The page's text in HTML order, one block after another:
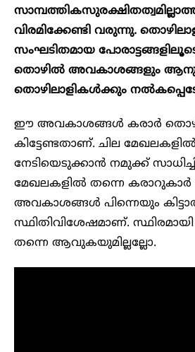
വിരമിക്കേണ്ടി വരുന്നു.
സംഘടിതമായ
തൊഴിൽ അവകാശങ്ങളും
തൊഴിലാളികൾക്കും
ഈ അവകാശങ്ങൾ കരാ‍‍ർ
കിട്ടേണ്ടതാണ്. ചില
നേടിയെടുക്കാൻ നമുക്ക്
മേഖലകളിൽ തന്നെ
അവകാശങ്ങൾ പിന്നെയും
സ്ഥിതിവിശേഷമാണ്.
തന്നെ ആവുകയുമില്ലല്ലോ.